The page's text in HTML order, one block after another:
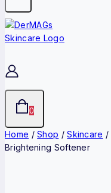
0
Home / Shop / Skincare /
Brightening Softener